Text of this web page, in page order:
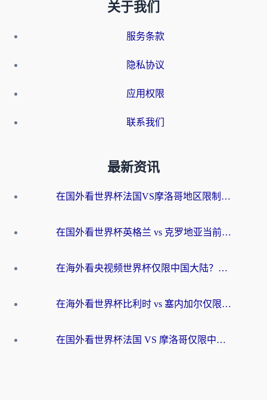
关于我们
服务条款
隐私协议
应用权限
联系我们
最新资讯
在国外看世界杯法国VS摩洛哥地区限制？这篇指南让你流畅看中文解说无压力
在国外看世界杯英格兰 vs 克罗地亚当前地区不可播放？这篇指南帮你搞定所有海外观赛难题
在海外看央视频世界杯仅限中国大陆？这篇指南帮你解锁中文解说+无卡顿直播
在海外看世界杯比利时 vs 塞内加尔仅限中国大陆？我找到了最流畅的中文解说之路
在国外看世界杯法国 VS 摩洛哥仅限中国大陆？海外党这样看中文解说赛事不卡顿